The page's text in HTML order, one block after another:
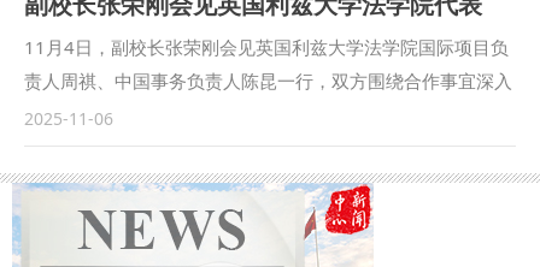
授当选理事，倪楠教授兼任经济法学研究会教育委员会副主
任。 本次研讨会议程设“经济法总论”“财税法金融法”“竞争
言，王莹莹、倪楠分别主持“经济法综合”“竞争法”分论坛，肖
新喜在“经济法综合”分论坛中担任与谈人，作点评发言。 第五
届理事会我校多名专家入选，彰显了我校经济法学科全国领先
一行的来访表示欢迎，并系统介绍了我校近年来在学科建设、
人才培养、国际化办学等方面的发展成效。他表示，我校始终
积极响应“一带一路”倡议，将中亚地区作为推进国际化战略的
核心板块，阿里・法拉比国立大学作为中亚地区顶尖高等学
府，是我校重要的战略合作伙伴，两校已在长期交流中构建了
深厚互信与坚实合作基础。张荣刚强调，希望双方以此次会谈
为契机，进一步凝聚共识、细化举措，在学术研究、人才联合
培养、平台共建等方面持续发力，推动合作向更深层次、更宽
11月4日，副校长张荣刚会见英国利兹大学法学院国际项目负
责人周祺、中国事务负责人陈昆一行，双方围绕合作事宜深入
交流。国际法学院（国际仲裁学院）、国际交流与合作处主要
负责人陪同会见。 张荣刚对利兹大学法学院一行到访表示热
烈欢迎，并就我校代表团2024年访问该校期间所获的热情接
待致以诚挚谢意。他表示，两校已奠定良好合作基础，希望在
此之上进一步巩固合作成果、拓展合作维度，充分整合双方在
2025-11-06